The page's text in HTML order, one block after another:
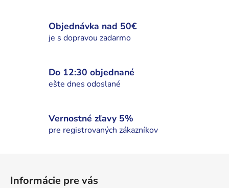
i
e
v
k
ý
p
Objednávka nad 50€
je s dopravou zadarmo
Do 12:30 objednané
ešte dnes odoslané
Vernostné zľavy 5%
pre registrovaných zákazníkov
Informácie pre vás